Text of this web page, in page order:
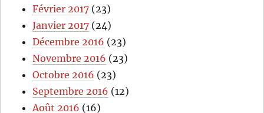
Février 2017 (23)
Janvier 2017 (24)
Décembre 2016 (23)
Novembre 2016 (23)
Octobre 2016 (23)
Septembre 2016 (12)
Août 2016 (16)